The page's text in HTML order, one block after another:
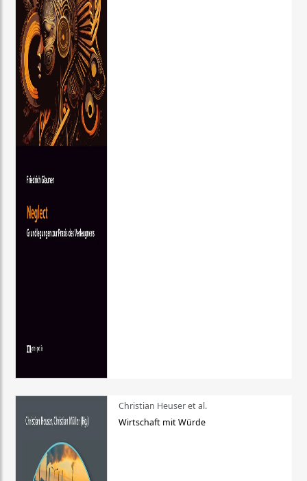
Christian Heuser et al.
Wirtschaft mit Würde